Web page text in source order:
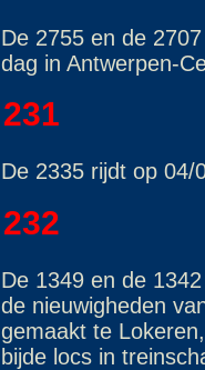
De 2755 en de
dag in Antwerpen-
231
De 2335 rijdt op 04/
232
De 1349 en de
de nieuwigheden
gemaakt te
bijde locs in